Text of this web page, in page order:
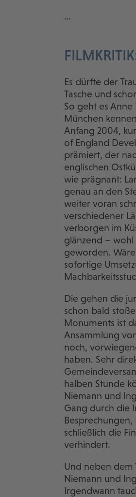
…
Es dürfte der
Tasche und
So geht es
München
Anfang 2004,
of England
prämiert, der
englischen
wie prägnant:
genau an den
weiter voran
verschiedener
verborgen im
glänzend –
geworden.
sofortige
Die gehen die
schon bald
Monuments ist
Ansammlung
noch,
haben. Sehr
halben Stunde
Niemann und
Gang durch die
schließlich die
verhindert.
Und neben dem
Niemann und
Irgendwann